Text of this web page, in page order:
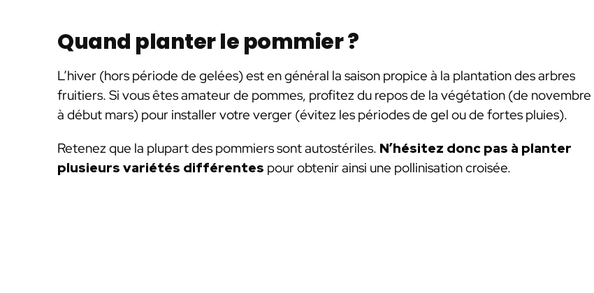
Quand planter le pommier ?
L’hiver (hors période de gelées) est en général la saison propice à la plantation des arbres
fruitiers. Si vous êtes amateur de pommes, profitez du repos de la végétation (de novembre
à début mars) pour installer votre verger (évitez les périodes de gel ou de fortes pluies).
Retenez que la plupart des pommiers sont autostériles. N’hésitez donc pas à planter
plusieurs variétés différentes pour obtenir ainsi une pollinisation croisée.